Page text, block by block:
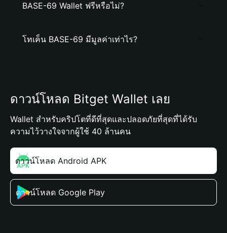
BASE-69 Wallet ฟรีหรือไม่?
โทเค็น BASE-69 มีมูลค่าเท่าไร?
ดาวน์โหลด Bitget Wallet เลย
Wallet สำหรับคริปโตที่ดีที่สุดและปลอดภัยที่สุดที่ได้รับ
ความไว้วางใจจากผู้ใช้ 40 ล้านคน
ดาวน์โหลด Android APK
ดาวน์โหลด Google Play